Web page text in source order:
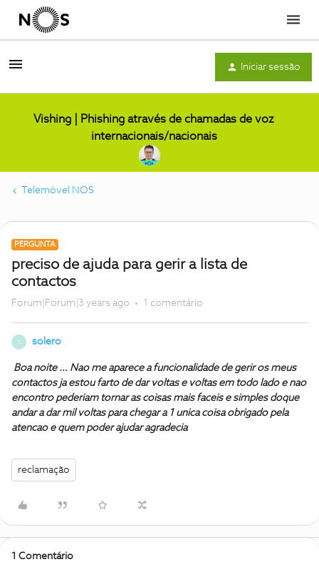
Menu
Iniciar sessão
Vishing | Phishing através de chamadas de voz
internacionais/nacionais
Telemóvel NOS
PERGUNTA
preciso de ajuda para gerir a lista de
contactos
Forum|Forum|3 years ago 1 comentário
S solero
Boa noite … Nao me aparece a funcionalidade de gerir os meus
contactos ja estou farto de dar voltas e voltas em todo lado e nao
encontro pederiam tornar as coisas mais faceis e simples doque
andar a dar mil voltas para chegar a 1 unica coisa obrigado pela
atencao e quem poder ajudar agradecia
reclamação
1 Comentário